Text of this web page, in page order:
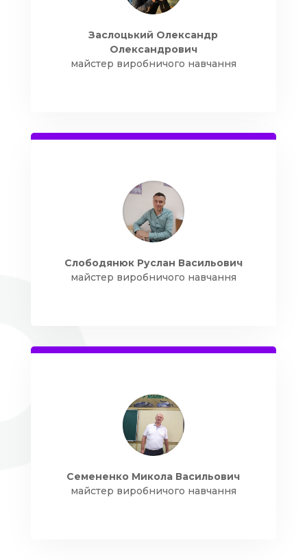
Заслоцький Олександр
Олександрович
майстер виробничого навчання
Слободянюк Руслан Васильович
майстер виробничого навчання
Семененко Микола Васильович
майстер виробничого навчання